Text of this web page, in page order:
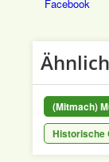
(Mitmach)
Historische